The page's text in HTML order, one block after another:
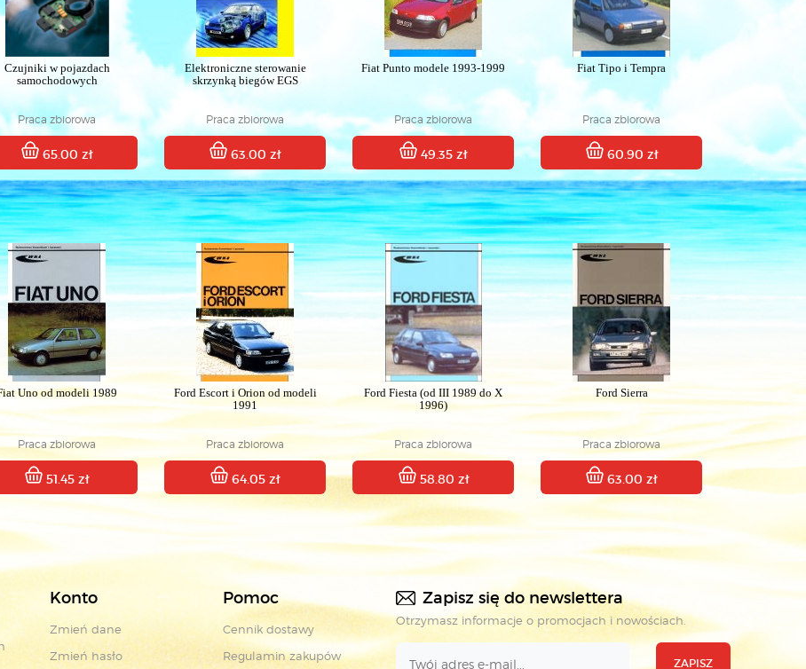
Czujniki w pojazdach
samochodowych
Praca zbiorowa
65.00 zł
Elektroniczne sterowanie
skrzynką biegów EGS
Praca zbiorowa
63.00 zł
Fiat Punto modele 1993-1999
Praca zbiorowa
49.35 zł
Fiat Tipo i Tempra
Praca zbiorowa
60.90 zł
Uno od modeli 1989
Praca zbiorowa
51.45 zł
Ford Escort i Orion od modeli
1991
Praca zbiorowa
64.05 zł
Ford Fiesta (od III 1989 do X
1996)
Praca zbiorowa
58.80 zł
Ford Sierra
Praca zbiorowa
63.00 zł
Konto
Zmień dane
Zmień hasło
Pomoc
Cennik dostawy
Regulamin zakupów
Zapisz się do newslettera
Otrzymasz informacje o promocjach i nowościach.
ZAPISZ